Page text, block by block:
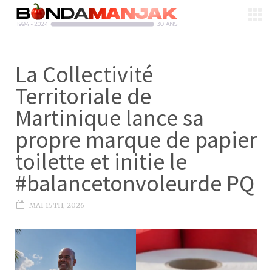
La Collectivité
Territoriale de
Martinique lance sa
propre marque de papier
toilette et initie le
#balancetonvoleurde PQ
MAI 15TH, 2026